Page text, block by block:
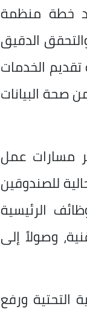
خطة منظمة
الدقيق
الخدمات
صحة البيانات
مسارات عمل
للصندوقين
الرئيسية
وصولاً إلى
ورفع